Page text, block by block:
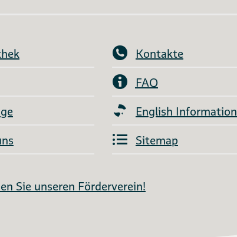
Kontakte
FAQ
English Information
Sitemap
Sie unseren Förderverein!